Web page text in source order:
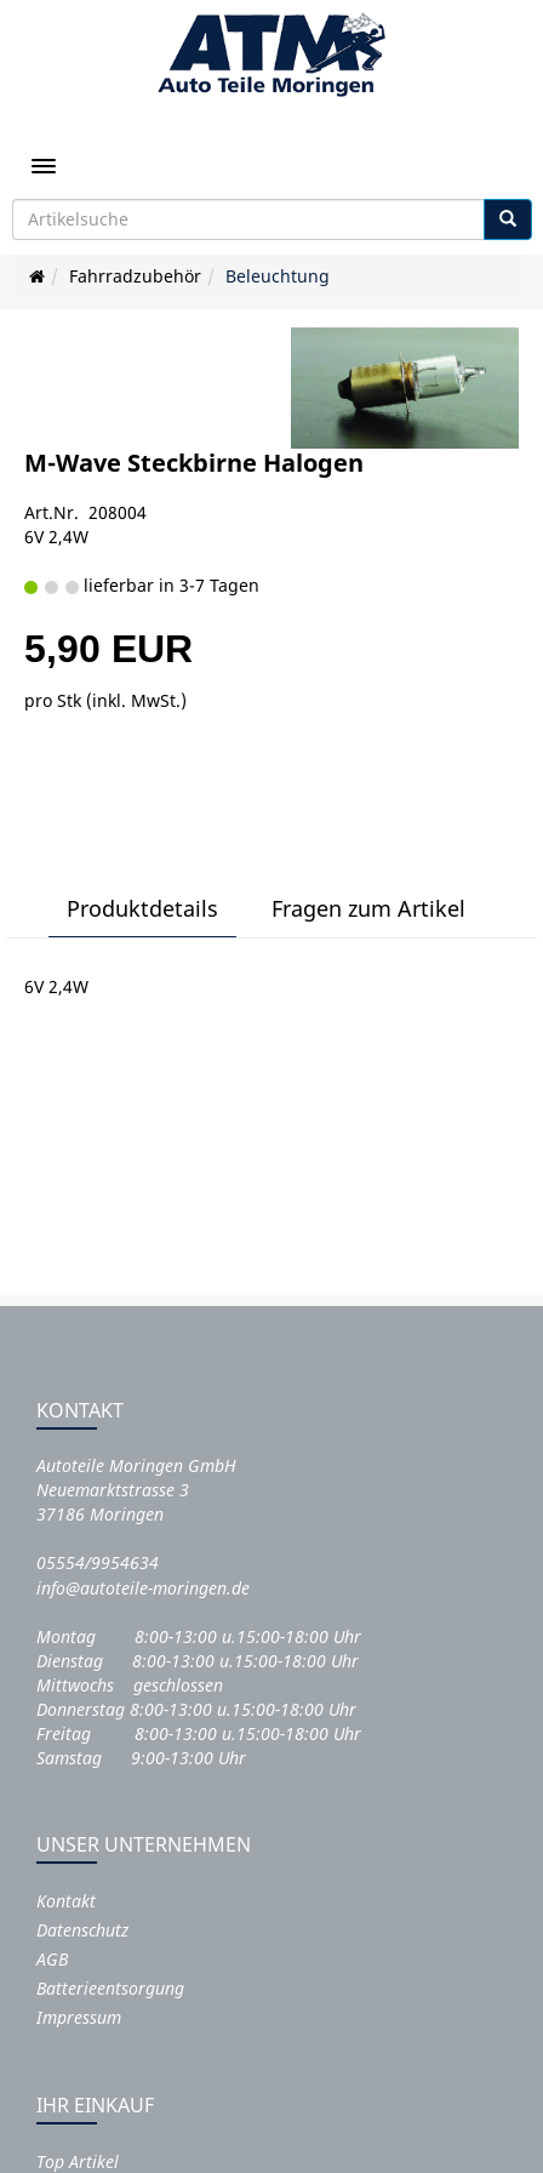
Toggle navigation
Fahrradzubehör Beleuchtung
M-Wave Steckbirne Halogen
Art.Nr. 208004
6V 2,4W
lieferbar in 3-7 Tagen
5,90 EUR
pro Stk (inkl. MwSt.)
Produktdetails Fragen zum Artikel
6V 2,4W
KONTAKT
Autoteile Moringen GmbH
Neuemarktstrasse 3
37186 Moringen
05554/9954634
info@autoteile-moringen.de
Montag 8:00-13:00 u.15:00-18:00 Uhr
Dienstag 8:00-13:00 u.15:00-18:00 Uhr
Mittwochs geschlossen
Donnerstag 8:00-13:00 u.15:00-18:00 Uhr
Freitag 8:00-13:00 u.15:00-18:00 Uhr
Samstag 9:00-13:00 Uhr
UNSER UNTERNEHMEN
Kontakt
Datenschutz
AGB
Batterieentsorgung
Impressum
IHR EINKAUF
Top Artikel